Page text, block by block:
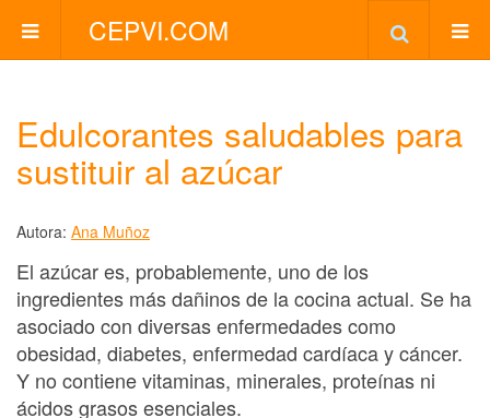
CEPVI.COM
Edulcorantes saludables para
sustituir al azúcar
Autora: Ana Muñoz
El azúcar es, probablemente, uno de los
ingredientes más dañinos de la cocina actual. Se ha
asociado con diversas enfermedades como
obesidad, diabetes, enfermedad cardíaca y cáncer.
Y no contiene vitaminas, minerales, proteínas ni
ácidos grasos esenciales.